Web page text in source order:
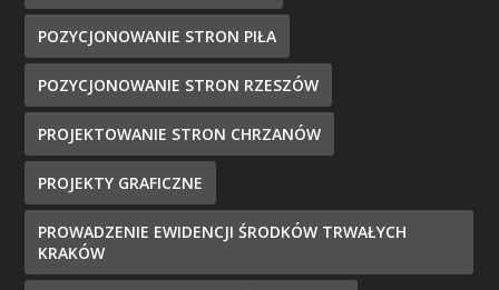
POZYCJONOWANIE STRON PIŁA
POZYCJONOWANIE STRON RZESZÓW
PROJEKTOWANIE STRON CHRZANÓW
PROJEKTY GRAFICZNE
PROWADZENIE EWIDENCJI ŚRODKÓW TRWAŁYCH
KRAKÓW